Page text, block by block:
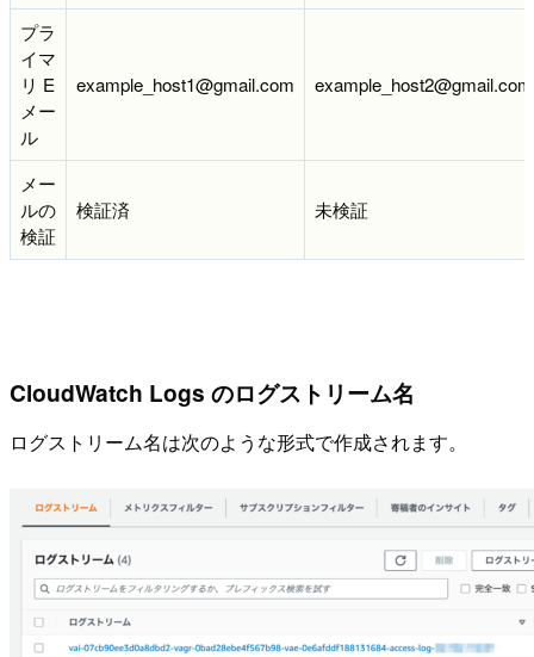
プラ
イマ
リ E
メー
ル
example_host1@gmail.com example_host2@gmail.com
メー
ルの
検証
検証済 未検証
CloudWatch Logs のログストリーム名
ログストリーム名は次のような形式で作成されます。